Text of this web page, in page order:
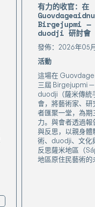
有力的收官：在
Birgejupmi —
duodji 研討會
發佈：2026年05
活動
這場在
三屆 Birgejupmi
duodji（薩米傳統
會，將藝術家、
者匯聚一堂，為期
力。與會者透過
與反思，以親身體
術、duodji、文化
反思薩米地區（
地區原住民藝術的